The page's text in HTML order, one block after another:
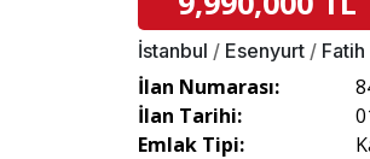
İstanbul / Esenyurt / Fatih
İlan Numarası:
İlan Tarihi:
Emlak Tipi: